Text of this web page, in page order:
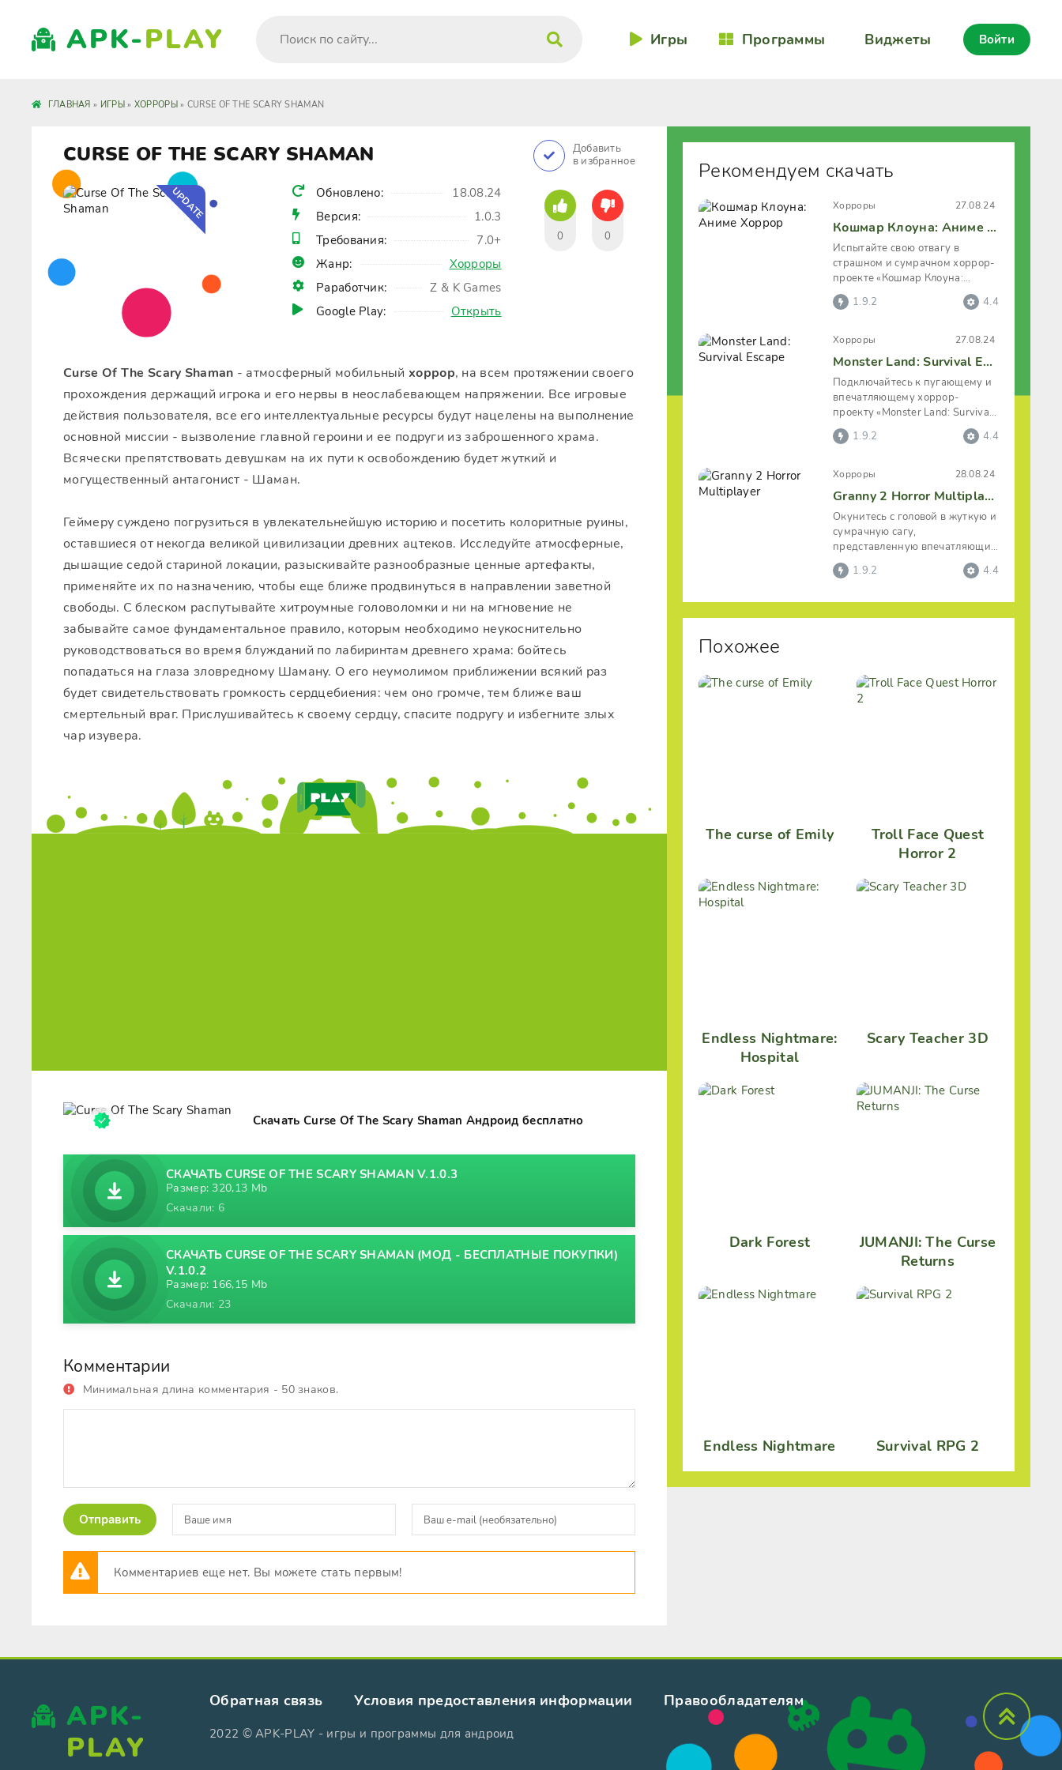
APK-PLAY Игры Программы Виджеты Войти
ГЛАВНАЯ » ИГРЫ» ХОРРОРЫ» CURSE OF THE SCARY SHAMAN
CURSE OF THE SCARY SHAMAN
Обновлено:
18.08.24
Версия:
1.0.3
Требования:
7.0+
Жанр:
Хорроры
Раработчик:
Z & K Games
Google Play:
Открыть
UPDATE
Добавить
в избранное
0 0
Curse Of The Scary Shaman - атмосферный мобильный хоррор, на всем протяжении своего
прохождения держащий игрока и его нервы в неослабевающем напряжении. Все игровые
действия пользователя, все его интеллектуальные ресурсы будут нацелены на выполнение
основной миссии - вызволение главной героини и ее подруги из заброшенного храма.
Всячески препятствовать девушкам на их пути к освобождению будет жуткий и
могущественный антагонист - Шаман.
Геймеру суждено погрузиться в увлекательнейшую историю и посетить колоритные руины,
оставшиеся от некогда великой цивилизации древних ацтеков. Исследуйте атмосферные,
дышащие седой стариной локации, разыскивайте разнообразные ценные артефакты,
применяйте их по назначению, чтобы еще ближе продвинуться в направлении заветной
свободы. С блеском распутывайте хитроумные головоломки и ни на мгновение не
забывайте самое фундаментальное правило, которым необходимо неукоснительно
руководствоваться во время блужданий по лабиринтам древнего храма: бойтесь
попадаться на глаза зловредному Шаману. О его неумолимом приближении всякий раз
будет свидетельствовать громкость сердцебиения: чем оно громче, тем ближе ваш
смертельный враг. Прислушивайтесь к своему сердцу, спасите подругу и избегните злых
чар изувера.
Скачать Curse Of The Scary Shaman Андроид бесплатно
СКАЧАТЬ CURSE OF THE SCARY SHAMAN V.1.0.3
Размер: 320,13 Mb
Скачали: 6
СКАЧАТЬ CURSE OF THE SCARY SHAMAN (МОД - БЕСПЛАТНЫЕ ПОКУПКИ)
V.1.0.2
Размер: 166,15 Mb
Скачали: 23
Комментарии
Минимальная длина комментария - 50 знаков.
Отправить
Комментариев еще нет. Вы можете стать первым!
Рекомендуем скачать
Хорроры 27.08.24
Кошмар Клоуна: Аниме Хоррор
Испытайте свою отвагу в
страшном и сумрачном хоррор-
проекте «Кошмар Клоуна:
Аниме Хоррор», где Вам
предстоит стойко
1.9.2 4.4
Хорроры 27.08.24
Monster Land: Survival Escape
Подключайтесь к пугающему и
впечатляющему хоррор-
проекту «Monster Land: Survival
Escape». В вашей проектной
команде
1.9.2 4.4
Хорроры 28.08.24
Granny 2 Horror Multiplayer
Окунитесь с головой в жуткую и
сумрачную сагу,
представленную впечатляющим
и атмосферным экшен-
проектом «Granny 2
1.9.2 4.4
Похожее
The curse of Emily
Troll Face Quest
Horror 2
Endless Nightmare:
Hospital
Scary Teacher 3D
Dark Forest
JUMANJI: The Curse
Returns
Endless Nightmare Survival RPG 2
APK-
PLAY
Обратная связь Условия предоставления информации Правообладателям
2022 © APK-PLAY - игры и программы для андроид